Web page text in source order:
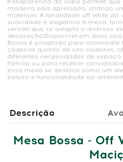
transparência do vidro permite
madeira seja apreciada, criando
materiais. A tonalidade off white
suavidade e elegância à mesa,
versátil que se adapta a diversos
decoração.Disponível em duas
Bossa é projetada para acomodar
cadeiras quanto de oito cadeiras,
diferentes necessidades de
família ou para receber
essa mesa se destaca como um
beleza e funcionalidade ao
Descrição
Mesa Bossa - Off